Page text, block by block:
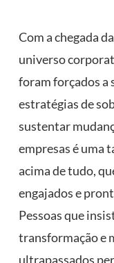
Com a chegada
universo
foram forçados a
estratégias de
sustentar
empresas é uma
acima de tudo,
engajados e
Pessoas que
transformação e
ultrapassados